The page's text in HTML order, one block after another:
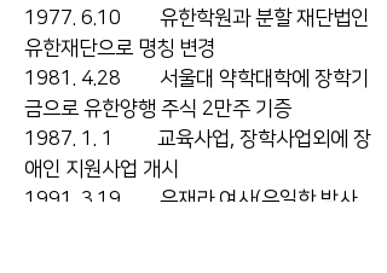
1977. 6.10 유한학원과 분할 재단법인
유한재단으로 명칭 변경
1981. 4.28 서울대 약학대학에 장학기
금으로 유한양행 주식 2만주 기증
1987. 1. 1 교육사업, 장학사업외에 장
애인 지원사업 개시
1991. 3.19 유재라 여사(유일한 박사